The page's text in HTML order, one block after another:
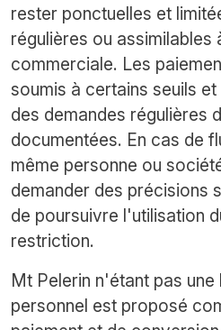
rester ponctuelles et
régulières ou assimilables
commerciale. Les
soumis à certains seuils
des demandes régulières
documentées. En cas de
même personne ou
demander des précisions
de poursuivre l'utilisation
restriction.
Mt Pelerin n'étant pas une
personnel est proposé